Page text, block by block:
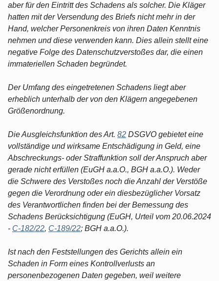
aber für den Eintritt des Schadens als solcher. Die Kläger
hatten mit der Versendung des Briefs nicht mehr in der
Hand, welcher Personenkreis von ihren Daten Kenntnis
nehmen und diese verwenden kann. Dies allein stellt eine
negative Folge des Datenschutzverstoßes dar, die einen
immateriellen Schaden begründet.
Der Umfang des eingetretenen Schadens liegt aber
erheblich unterhalb der von den Klägern angegebenen
Größenordnung.
Die Ausgleichsfunktion des Art. 82 DSGVO gebietet eine
vollständige und wirksame Entschädigung in Geld, eine
Abschreckungs- oder Straffunktion soll der Anspruch aber
gerade nicht erfüllen (EuGH a.a.O., BGH a.a.O.). Weder
die Schwere des Verstoßes noch die Anzahl der Verstöße
gegen die Verordnung oder ein diesbezüglicher Vorsatz
des Verantwortlichen finden bei der Bemessung des
Schadens Berücksichtigung (EuGH, Urteil vom 20.06.2024
- C-182/22, C-189/22; BGH a.a.O.).
Ist nach den Feststellungen des Gerichts allein ein
Schaden in Form eines Kontrollverlusts an
personenbezogenen Daten gegeben, weil weitere